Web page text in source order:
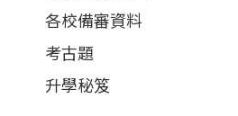
各校備審資料
考古題
升學秘笈